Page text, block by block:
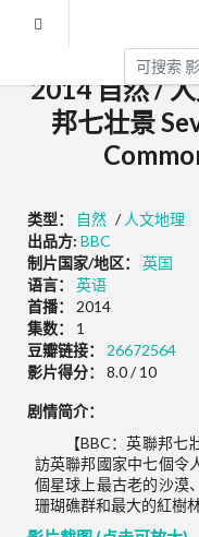
2014 自然 /
邦七壮景
类型： 自然 / 人文地理
出品方: BBC
制片国家/地区：
英国
语言：
英语
首播：
2014
集数：
1
豆瓣链接：
26672564
影片得分：
8.0 / 10
剧情简介：
【BBC：英聯邦
訪英聯邦國家中七個令
個星球上最古老的沙漠
珊瑚礁群和最大的紅樹